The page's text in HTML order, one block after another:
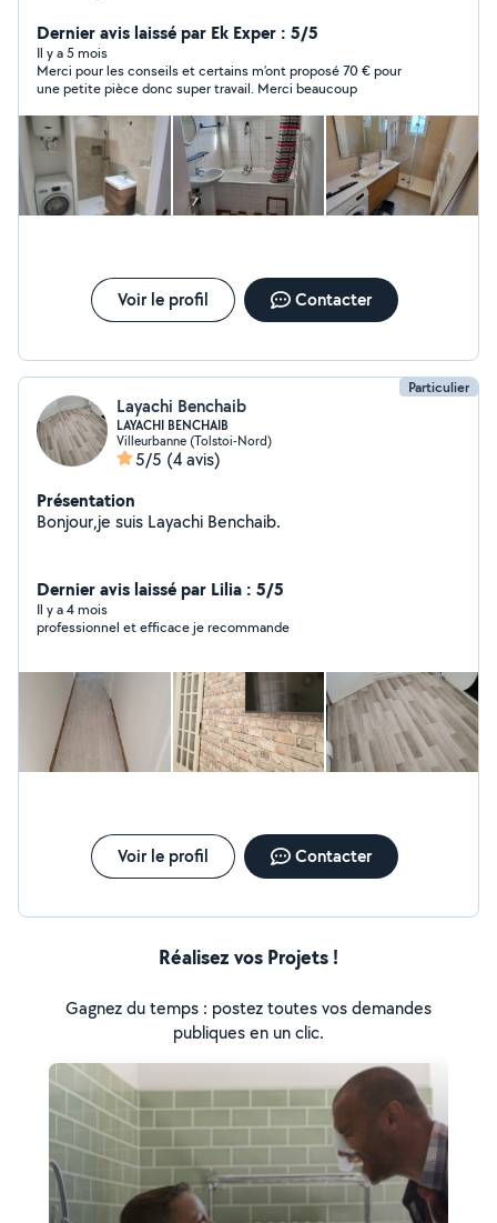
Dernier avis laissé par Ek Exper : 5/5
Il y a 5 mois
Merci pour les conseils et certains m’ont proposé 70 € pour
une petite pièce donc super travail. Merci beaucoup
Voir le profil Contacter
Particulier
Layachi Benchaib
LAYACHI BENCHAIB
Villeurbanne (Tolstoi-Nord)
5/5 (4 avis)
Présentation
Bonjour,je suis Layachi Benchaib.
Dernier avis laissé par Lilia : 5/5
Il y a 4 mois
professionnel et efficace je recommande
Voir le profil Contacter
Réalisez vos Projets !
Gagnez du temps : postez toutes vos demandes
publiques en un clic.